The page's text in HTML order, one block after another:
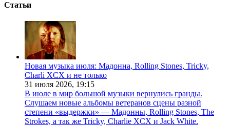
Статьи
Новая музыка июля: Мадонна, Rolling Stones, Tricky,
Charli XCX и не только
31 июля 2026, 19:15
В июле в мир большой музыки вернулись гранды.
Слушаем новые альбомы ветеранов сцены разной
степени «выдержки» — Мадонны, Rolling Stones, The
Strokes, а так же Tricky, Charlie XCX и Jack White.